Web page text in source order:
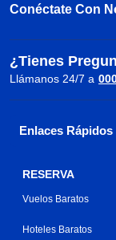
Conéctate Con
¿Tienes
Llámanos 24/7 a
Enlaces Rápidos
RESERVA
Vuelos Baratos
Hoteles Baratos